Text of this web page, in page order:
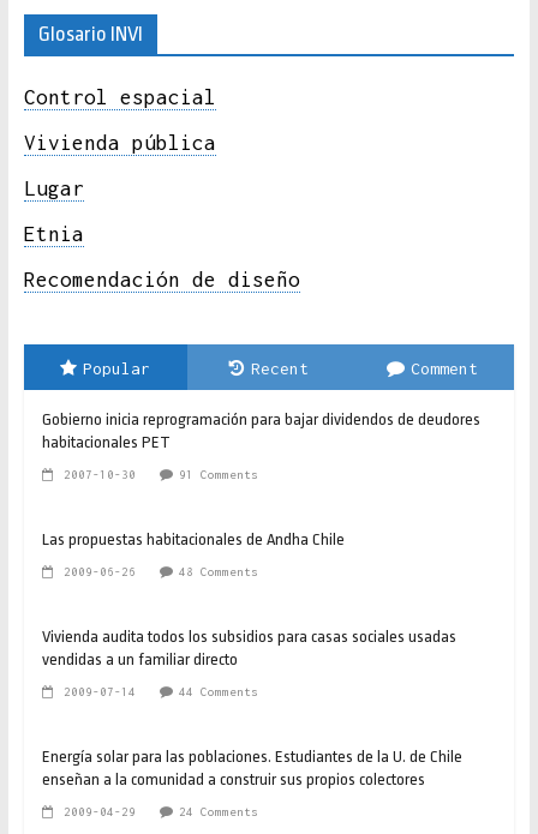
Glosario INVI
Control espacial
Vivienda pública
Lugar
Etnia
Recomendación de diseño
Popular Recent Comment
Gobierno inicia reprogramación para bajar dividendos de deudores
habitacionales PET
2007-10-30 91 Comments
Las propuestas habitacionales de Andha Chile
2009-06-26 48 Comments
Vivienda audita todos los subsidios para casas sociales usadas
vendidas a un familiar directo
2009-07-14 44 Comments
Energía solar para las poblaciones. Estudiantes de la U. de Chile
enseñan a la comunidad a construir sus propios colectores
2009-04-29 24 Comments